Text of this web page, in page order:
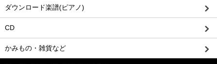
ダウンロード楽譜(ピアノ)
CD
かみもの・雑貨など